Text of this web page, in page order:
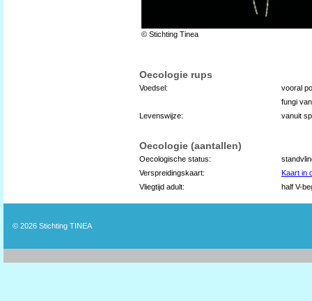
© Stichting Tinea
Oecologie rups
Voedsel:
vooral
fungi
Levenswijze:
vanuit
Oecologie (aantallen)
Oecologische status:
Verspreidingskaart:
Kaart in
Vliegtijd adult:
half V-
© 2026 Stichting TINEA